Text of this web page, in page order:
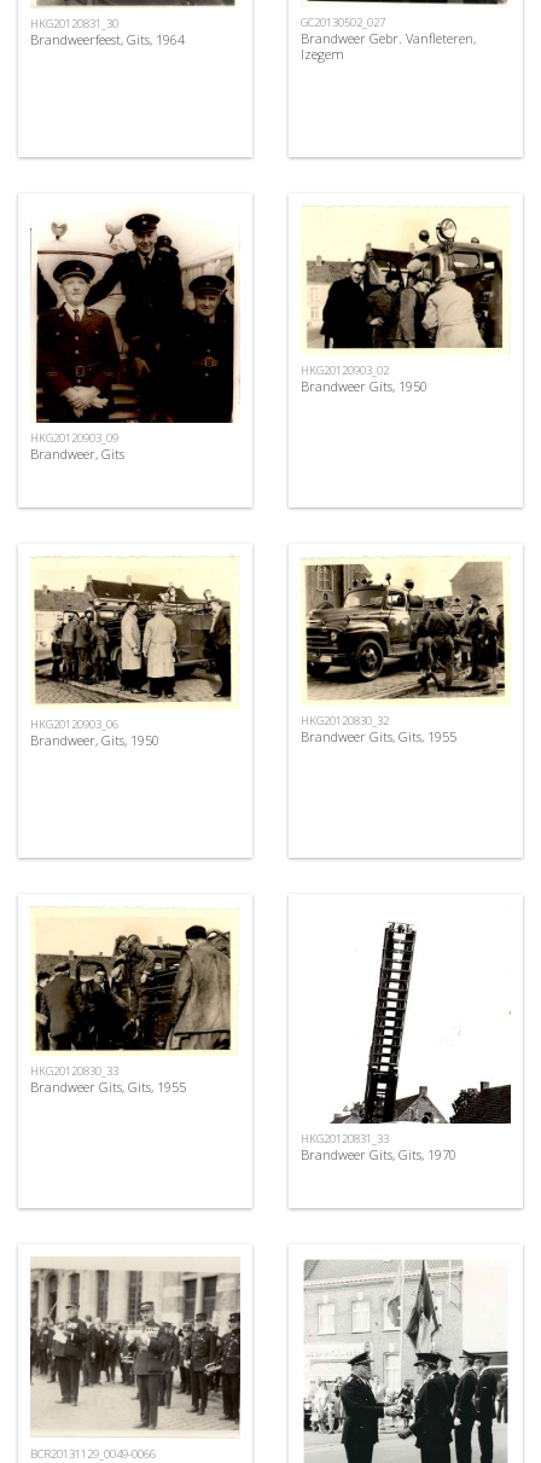
HKG20120831_30
Brandweerfeest, Gits, 1964
GC20130502_027
Brandweer Gebr. Vanfleteren,
Izegem
HKG20120903_09
Brandweer, Gits
HKG20120903_02
Brandweer Gits, 1950
HKG20120903_06
Brandweer, Gits, 1950
HKG20120830_32
Brandweer Gits, Gits, 1955
HKG20120830_33
Brandweer Gits, Gits, 1955
HKG20120831_33
Brandweer Gits, Gits, 1970
BCR20131129_0049-0066